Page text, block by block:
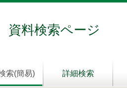
料検索ページ
索(簡易) 詳細検索